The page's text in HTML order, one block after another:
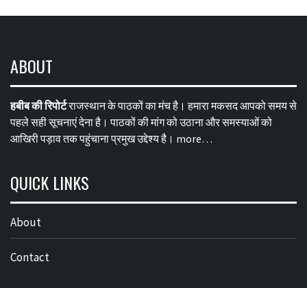
ABOUT
हबीब की रिपोर्टराजस्थान के पाठकों का मंच है। हमारा मकसद आपको समय से
पहले सही सूचनाएं देना है। पाठकों की मांग को उठाना और समस्याओं को
आखिरी पड़ाव तक पहुंचाना प्रमुख उद्देश्य है। more…
QUICK LINKS
About
Contact